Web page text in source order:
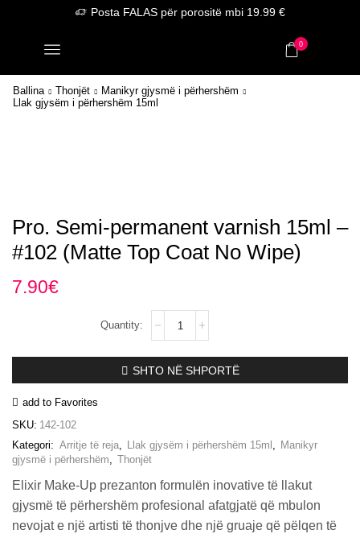
Posta FALAS për porositë mbi 19.99 €
0
Ballina Thonjët
Manikyr gjysmë i përhershëm
Llak gjysëm i përhershëm 15ml
Pro. Semi-permanent varnish 15ml –
#102 (Matte Top Coat No Wipe)
7.90€
varnish
15ml
Coat
No
sasia
SHTO NË SHPORTË
add to Favorites
SKU: 142-102
Kategori: Arritje të reja, Llak gjysëm i përhershëm 15ml , Manikyr
gjysmë i përhershëm, Thonjët
Elixir Make-Up prezanton formulën inovative të llakut
gjysmë të përhershëm profesional afatgjatë që mbulon
nevojat e një artisti të thonjve dhe një gruaje që pëlqen të